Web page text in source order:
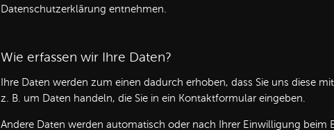
Datenschutzerklärung entnehmen.
Wie erfassen wir Ihre Daten?
Ihre Daten werden zum einen dadurch erhoben, dass Sie uns diese
z. B. um Daten handeln, die Sie in ein Kontaktformular eingeben.
Andere Daten werden automatisch oder nach Ihrer Einwilligung beim